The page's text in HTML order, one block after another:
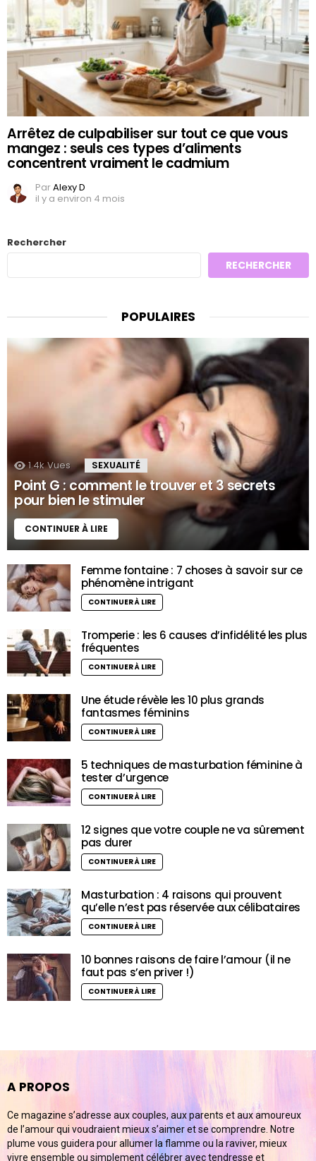
Arrêtez de culpabiliser sur tout ce que vous
mangez : seuls ces types d’aliments
concentrent vraiment le cadmium
ParAlexy D
il y a environ 4 mois
Rechercher
RECHERCHER
POPULAIRES
1.4k Vues SEXUALITÉ
Point G : comment le trouver et 3 secrets
pour bien le stimuler
CONTINUER À LIRE
Femme fontaine : 7 choses à savoir sur ce
phénomène intrigant
CONTINUER À LIRE
Tromperie : les 6 causes d’infidélité les plus
fréquentes
CONTINUER À LIRE
Une étude révèle les 10 plus grands
fantasmes féminins
CONTINUER À LIRE
5 techniques de masturbation féminine à
tester d’urgence
CONTINUER À LIRE
12 signes que votre couple ne va sûrement
pas durer
CONTINUER À LIRE
Masturbation : 4 raisons qui prouvent
qu’elle n’est pas réservée aux célibataires
CONTINUER À LIRE
10 bonnes raisons de faire l’amour (il ne
faut pas s’en priver !)
CONTINUER À LIRE
A PROPOS
Ce magazine s’adresse aux couples, aux parents et aux amoureux
de l’amour qui voudraient mieux s’aimer et se comprendre. Notre
plume vous guidera pour allumer la flamme ou la raviver, mieux
vivre ensemble ou simplement célébrer avec tendresse et